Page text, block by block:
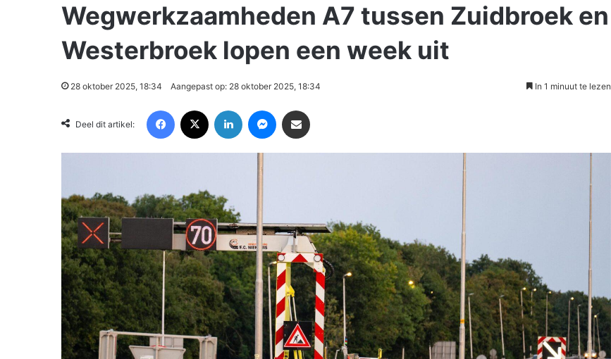
Wegwerkzaamheden A7 tussen Zuidbroek en
Westerbroek lopen een week uit
28 oktober 2025, 18:34 Aangepast op: 28 oktober 2025, 18:34 In 1 minuut te lezen
Deel dit artikel: